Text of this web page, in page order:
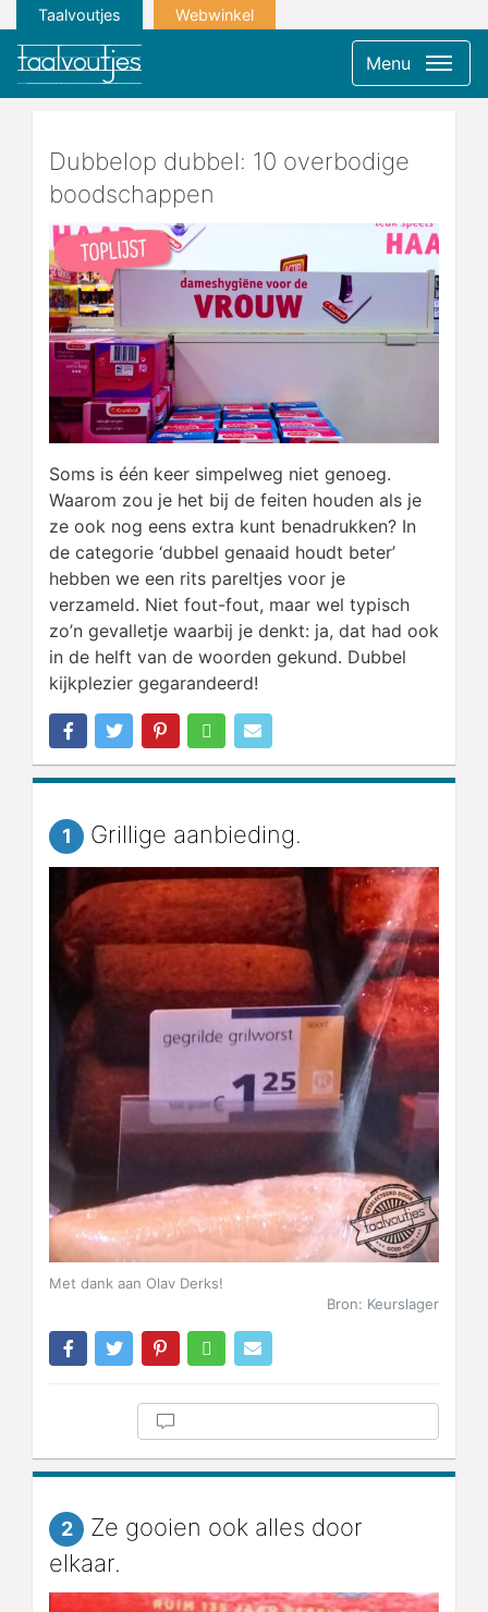
Taalvoutjes Webwinkel
Menu
Dubbelop dubbel: 10 overbodige
boodschappen
Soms is één keer simpelweg niet genoeg.
Waarom zou je het bij de feiten houden als je
ze ook nog eens extra kunt benadrukken? In
de categorie ‘dubbel genaaid houdt beter’
hebben we een rits pareltjes voor je
verzameld. Niet fout-fout, maar wel typisch
zo’n gevalletje waarbij je denkt: ja, dat had ook
in de helft van de woorden gekund. Dubbel
kijkplezier gegarandeerd!
1 Grillige aanbieding.
Met dank aan Olav Derks!
Bron: Keurslager
2
Ze gooien ook alles door
elkaar.